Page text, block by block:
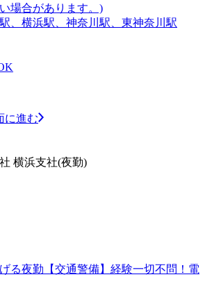
場合があります。)
、横浜駅、神奈川駅、東神奈川駅
に進む
横浜支社(夜勤)
る夜勤【交通警備】経験一切不問！電